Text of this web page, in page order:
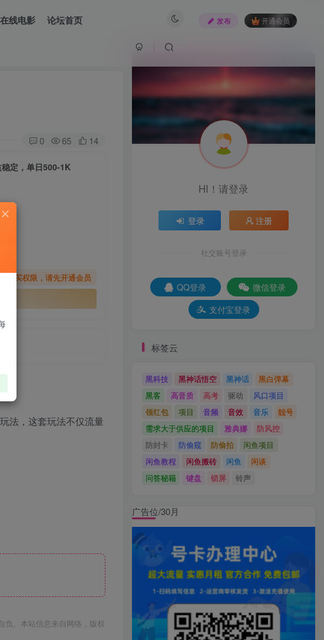
在线电影 论坛首页 发布 开通会员
0 65 14
稳定，单日500-1K
无购买权限，请先开通会员
法，这套玩法不仅流量
负。本站信息来自网络，版权
HI！请登录
登录 注册
社交账号登录
QQ登录
微信登录
支付宝登录
标签云
黑科技 黑神话悟空 黑神话
黑白弹幕
黑客
高音质 高考 驱动
风口项目
领红包
项目 音频 音效 音乐
靓号
需求大于供应的项目
雅典娜
防风控
防封卡
防偷窥 防偷拍
闲鱼项目
闲鱼教程
闲鱼搬砖 闲鱼
闲谈
问答秘籍
键盘 锁屏 铃声
广告位/30月